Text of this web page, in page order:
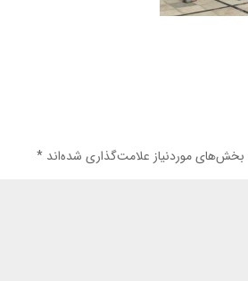
بخش‌های موردنیاز علامت‌گذاری شده‌اند*